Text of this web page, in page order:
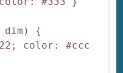
dim) {
color: #ccc